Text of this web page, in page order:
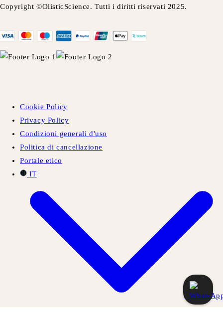
Copyright ©OlisticScience. Tutti i diritti riservati 2025.
Cookie Policy
Privacy Policy
Condizioni generali d'uso
Politica di cancellazione
Portale etico
IT